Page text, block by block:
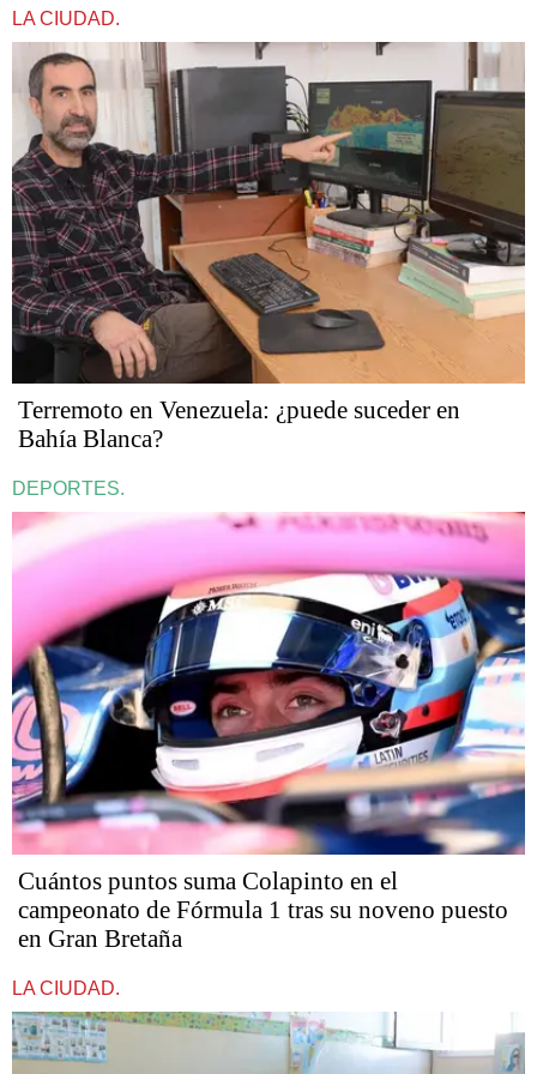
LA CIUDAD.
Terremoto en Venezuela: ¿puede suceder en
Bahía Blanca?
DEPORTES.
Cuántos puntos suma Colapinto en el
campeonato de Fórmula 1 tras su noveno puesto
en Gran Bretaña
LA CIUDAD.